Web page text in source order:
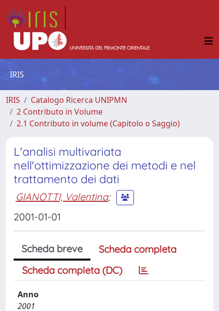
IRIS
IRIS
Catalogo Ricerca UNIPMN
2 Contributo in Volume
2.1 Contributo in volume (Capitolo o Saggio)
L'analisi multivariata
nell'ottimizzazione dei metodi e nel
trattamento dei dati
GIANOTTI, Valentina;
2001-01-01
Scheda breve
Scheda completa
Scheda completa (DC)
Anno
2001